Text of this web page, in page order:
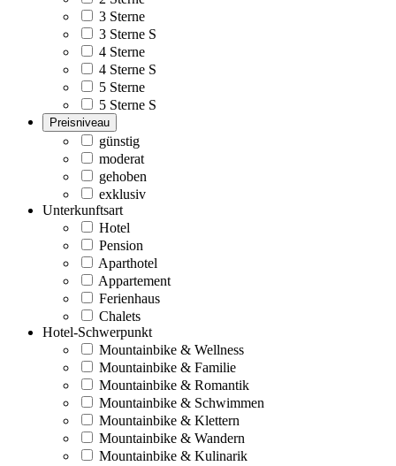
3 Sterne
3 Sterne S
4 Sterne
4 Sterne S
5 Sterne
5 Sterne S
Preisniveau
günstig
moderat
gehoben
exklusiv
Unterkunftsart
Hotel
Pension
Aparthotel
Appartement
Ferienhaus
Chalets
Hotel-Schwerpunkt
Mountainbike & Wellness
Mountainbike & Familie
Mountainbike & Romantik
Mountainbike & Schwimmen
Mountainbike & Klettern
Mountainbike & Wandern
Mountainbike & Kulinarik